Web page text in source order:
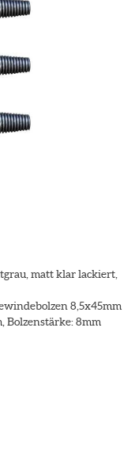
matt klar lackiert,
8,5x45mm
Bolzenstärke: 8mm